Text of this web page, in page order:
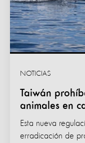
Taiwán
animales en
NOTICIAS
Esta nueva
erradicación de